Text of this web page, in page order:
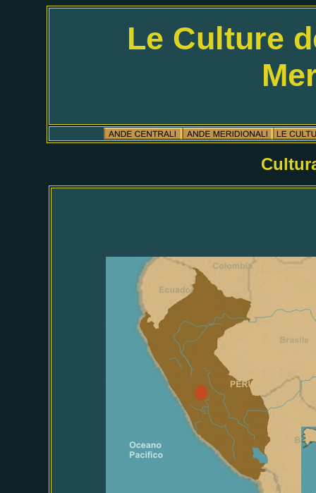
Le Culture